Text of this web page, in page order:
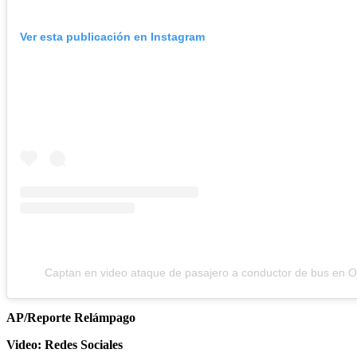
Ver esta publicación en Instagram
Captan en video ataque de pasajero a conductor de bus en
AP/Reporte Relámpago
Video: Redes Sociales